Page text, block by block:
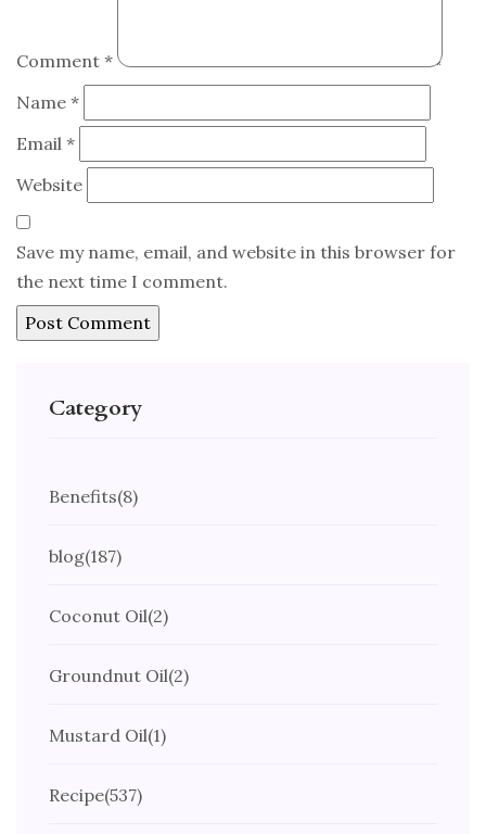
Comment *
Name *
Email *
Website
Save my name, email, and website in this browser for
the next time I comment.
Category
Benefits(8)
blog(187)
Coconut Oil(2)
Groundnut Oil(2)
Mustard Oil(1)
Recipe(537)